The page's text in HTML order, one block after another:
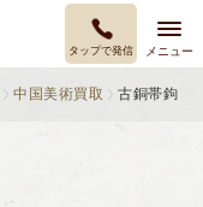
タップで発信 メニュー
中国美術買取 古銅帯鉤